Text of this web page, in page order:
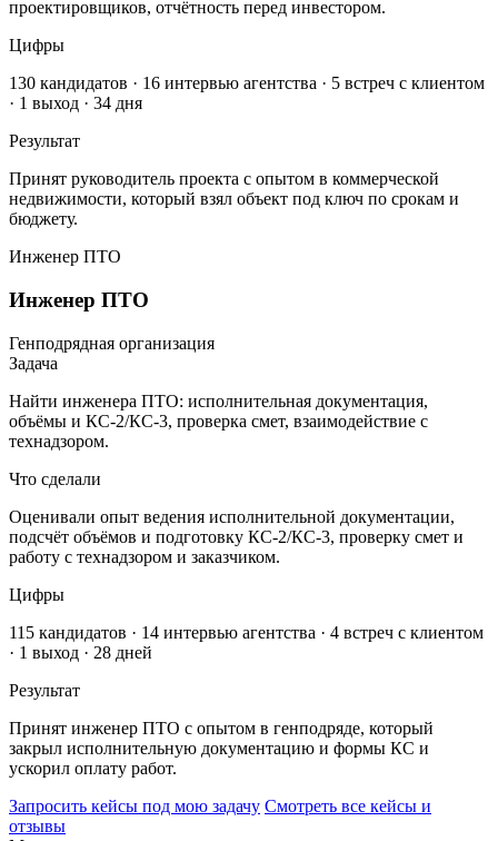
проектировщиков, отчётность перед инвестором.
Цифры
130 кандидатов · 16 интервью агентства · 5 встреч с клиентом
· 1 выход · 34 дня
Результат
Принят руководитель проекта с опытом в коммерческой
недвижимости, который взял объект под ключ по срокам и
бюджету.
Инженер ПТО
Инженер ПТО
Генподрядная организация
Задача
Найти инженера ПТО: исполнительная документация,
объёмы и КС-2/КС-3, проверка смет, взаимодействие с
технадзором.
Что сделали
Оценивали опыт ведения исполнительной документации,
подсчёт объёмов и подготовку КС-2/КС-3, проверку смет и
работу с технадзором и заказчиком.
Цифры
115 кандидатов · 14 интервью агентства · 4 встреч с клиентом
· 1 выход · 28 дней
Результат
Принят инженер ПТО с опытом в генподряде, который
закрыл исполнительную документацию и формы КС и
ускорил оплату работ.
Запросить кейсы под мою задачу Смотреть все кейсы и
отзывы